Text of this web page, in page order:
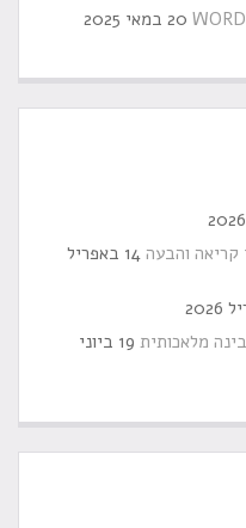
20 במאי 2025
והבעה
14 באפריל
מלאכותית
19 ביוני